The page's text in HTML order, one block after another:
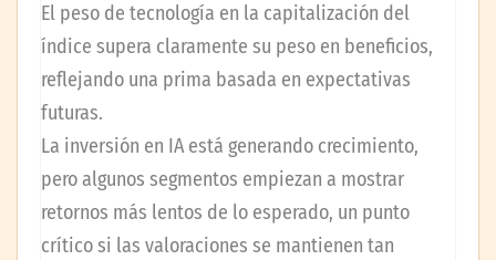
El peso de tecnología en la capitalización del
índice supera claramente su peso en beneficios,
reflejando una prima basada en expectativas
futuras.
La inversión en IA está generando crecimiento,
pero algunos segmentos empiezan a mostrar
retornos más lentos de lo esperado, un punto
crítico si las valoraciones se mantienen tan